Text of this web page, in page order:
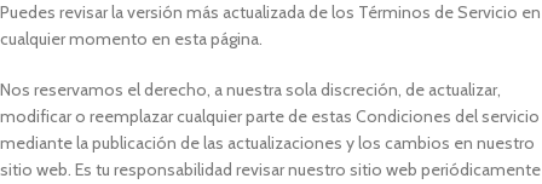
Puedes revisar la versión más actualizada de los Términos de Servicio en
cualquier momento en esta página.
Nos reservamos el derecho, a nuestra sola discreción, de actualizar,
modificar o reemplazar cualquier parte de estas Condiciones del servicio
mediante la publicación de las actualizaciones y los cambios en nuestro
sitio web. Es tu responsabilidad revisar nuestro sitio web periódicamente